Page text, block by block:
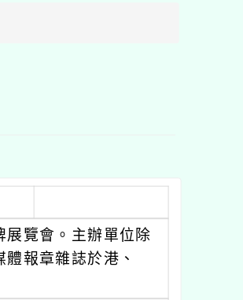
展覽會。主辦單位除
報章雜誌於港、